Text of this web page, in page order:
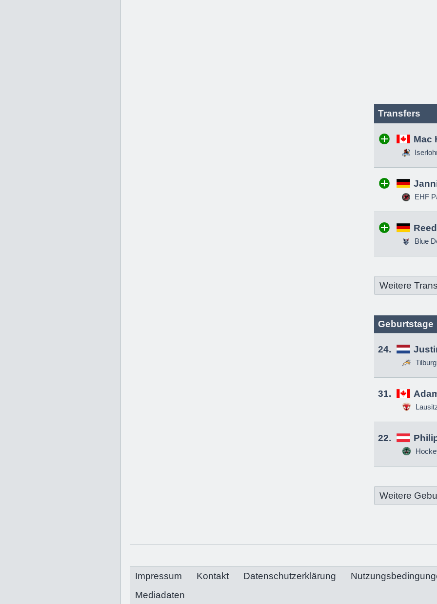
Transfers
Mac
EHF
Blue
Weitere
Geburtstage
24.
31.
22.
Weitere
Impressum Kontakt Datenschutzerklärung
Mediadaten